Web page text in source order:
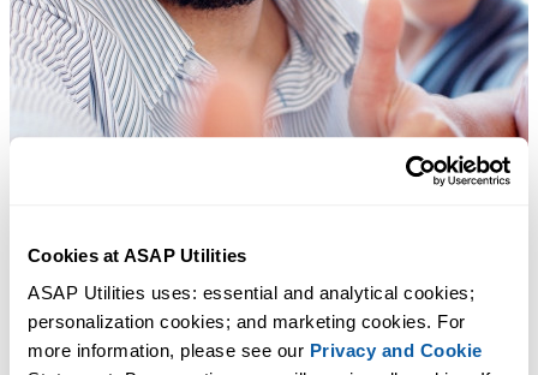
Cookies at ASAP Utilities
ASAP Utilities uses: essential and analytical cookies;
personalization cookies; and marketing cookies. For
more information, please see our Privacy and Cookie